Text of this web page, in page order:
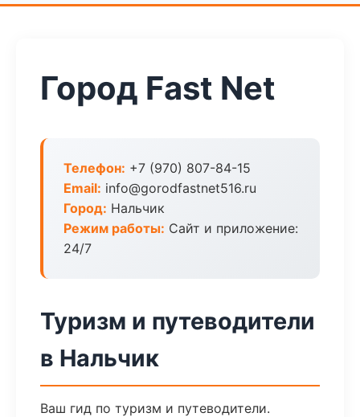
Город Fast Net
Телефон: +7 (970) 807-84-15
Email: info@gorodfastnet516.ru
Город: Нальчик
Режим работы: Сайт и приложение:
24/7
Туризм и путеводители
в Нальчик
Ваш гид по туризм и путеводители.